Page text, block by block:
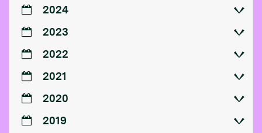
2024
2023
2022
2021
2020
2019